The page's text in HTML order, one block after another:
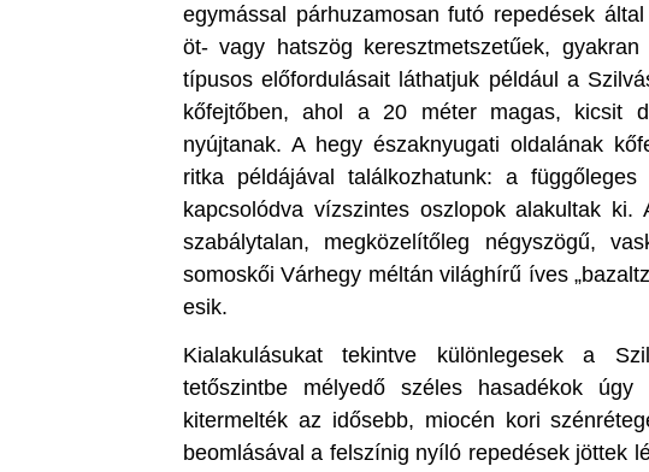
egymással párhuzamosan futó repedések
öt- vagy hatszög keresztmetszetűek,
típusos előfordulásait láthatjuk például a
kőfejtőben, ahol a 20 méter magas, kicsit
nyújtanak. A hegy északnyugati oldalának
ritka példájával találkozhatunk: a függőleges
kapcsolódva vízszintes oszlopok alakultak ki.
szabálytalan, megközelítőleg négyszögű,
somoskői Várhegy méltán világhírű íves
esik.
Kialakulásukat tekintve különlegesek a
tetőszintbe mélyedő széles hasadékok
kitermelték az idősebb, miocén kori
beomlásával a felszínig nyíló repedések jöttek